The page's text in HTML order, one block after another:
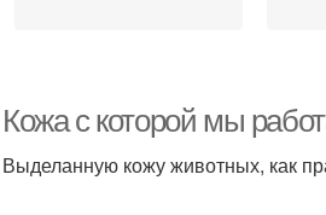
Кожа с которой мы
Выделанную кожу животных, как